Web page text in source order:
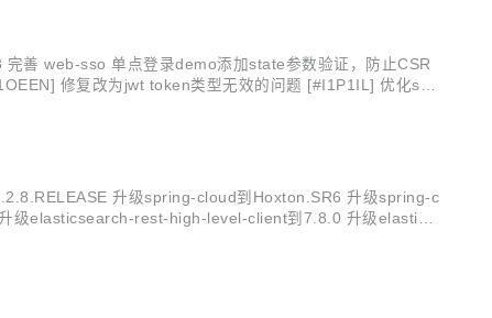
善 web-sso 单点登录demo添加state参数验证，防止CSR
修复改为jwt token类型无效的问题 [#I1P1IL] 优化sc-
升级spring-cloud到Hoxton.SR6 升级spring-c
elasticsearch-rest-high-level-client到7.8.0 升级elastics